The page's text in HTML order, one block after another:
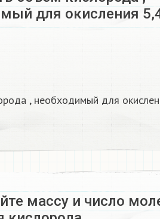
для окисления
, необходимый для
массу и число